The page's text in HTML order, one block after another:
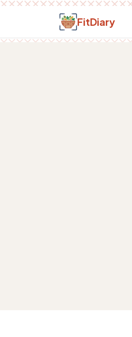
Salt la conținut
FitDiary